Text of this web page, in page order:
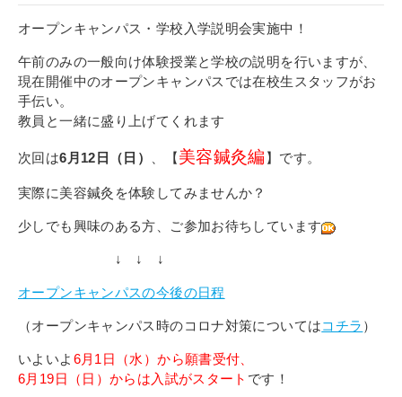
オープンキャンパス・学校入学説明会実施中！
午前のみの一般向け体験授業と学校の説明を行いますが、
現在開催中のオープンキャンパスでは在校生スタッフがお
手伝い。
教員と一緒に盛り上げてくれます
次回は6月12日（日） 、【美容鍼灸編 】です。
実際に美容鍼灸を体験してみませんか？
少しでも興味のある方、ご参加お待ちしています
↓ ↓ ↓
オープンキャンパスの今後の日程
（オープンキャンパス時のコロナ対策についてはコチラ ）
いよいよ 6月1日（水）から願書受付、
6月19日（日）からは入試がスタート です！